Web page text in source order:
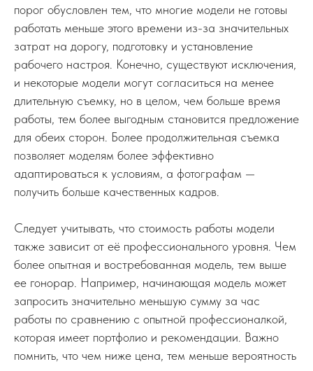
порог обусловлен тем, что многие модели не готовы
работать меньше этого времени из-за значительных
затрат на дорогу, подготовку и установление
рабочего настроя. Конечно, существуют исключения,
и некоторые модели могут согласиться на менее
длительную съемку, но в целом, чем больше время
работы, тем более выгодным становится предложение
для обеих сторон. Более продолжительная съемка
позволяет моделям более эффективно
адаптироваться к условиям, а фотографам —
получить больше качественных кадров.
Следует учитывать, что стоимость работы модели
также зависит от её профессионального уровня. Чем
более опытная и востребованная модель, тем выше
ее гонорар. Например, начинающая модель может
запросить значительно меньшую сумму за час
работы по сравнению с опытной профессионалкой,
которая имеет портфолио и рекомендации. Важно
помнить, что чем ниже цена, тем меньше вероятность